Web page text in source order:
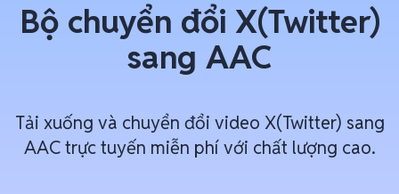
Bộ chuyển đổi X(Twitter)
sang AAC
Tải xuống và chuyển đổi video X(Twitter) sang
AAC trực tuyến miễn phí với chất lượng cao.